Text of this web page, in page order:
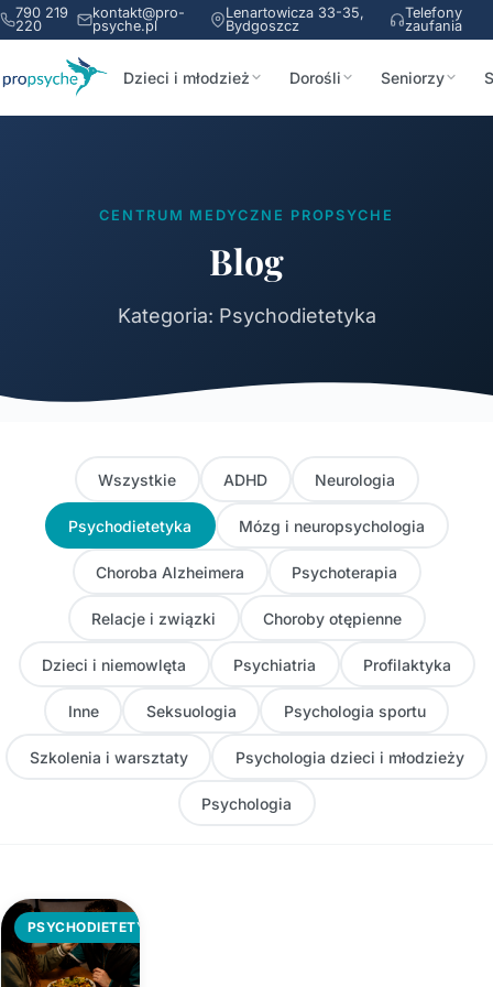
790 219
220
kontakt@pro-
psyche.pl
Lenartowicza 33-35,
Bydgoszcz
Telefony
zaufania
Dzieci i młodzież Dorośli Seniorzy
CENTRUM MEDYCZNE PROPSYCHE
Blog
Kategoria: Psychodietetyka
Wszystkie ADHD Neurologia
Psychodietetyka Mózg i neuropsychologia
Choroba Alzheimera Psychoterapia
Relacje i związki Choroby otępienne
Dzieci i niemowlęta Psychiatria Profilaktyka
Inne Seksuologia Psychologia sportu
Szkolenia i warsztaty Psychologia dzieci i młodzieży
Psychologia
PSYCHODIETETYKA